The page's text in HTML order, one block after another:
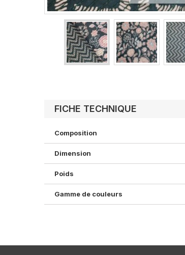
FICHE TECHNIQUE
Composition
Dimension
Poids
Gamme de couleurs